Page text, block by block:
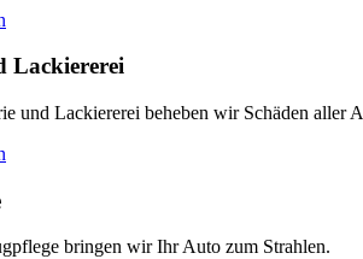
Lackiererei
und Lackiererei beheben wir Schäden
bringen wir Ihr Auto zum Strahlen.